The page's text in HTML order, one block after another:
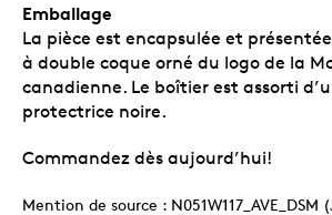
Emballage
La pièce est encapsulée et
à double coque orné du logo de la
canadienne. Le boîtier est assorti
protectrice noire.
Commandez dès aujourd’hui!
Mention de source : N051W117_AVE_DSM